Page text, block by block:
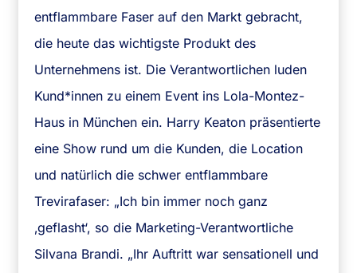
entflammbare Faser auf den Markt gebracht,
die heute das wichtigste Produkt des
Unternehmens ist. Die Verantwortlichen luden
Kund*innen zu einem Event ins Lola-Montez-
Haus in München ein. Harry Keaton präsentierte
eine Show rund um die Kunden, die Location
und natürlich die schwer entflammbare
Trevirafaser: „Ich bin immer noch ganz
‚geflasht‘, so die Marketing-Verantwortliche
Silvana Brandi. „Ihr Auftritt war sensationell und